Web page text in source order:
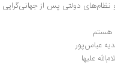
هستم
عباس‌پور